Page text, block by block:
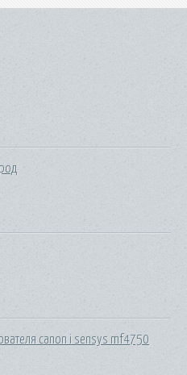
canon i sensys mf4750